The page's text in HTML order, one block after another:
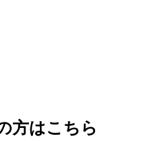
方はこちら